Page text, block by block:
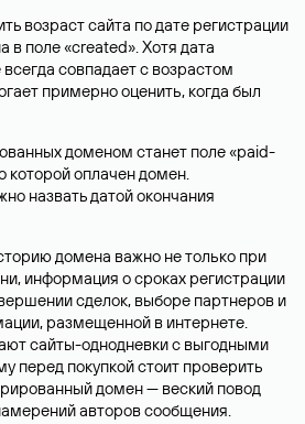
возраст сайта по дате регистрации
в поле «created». Хотя дата
совпадает с возрастом
примерно оценить, когда был
доменом станет поле «paid-
которой оплачен домен.
назвать датой окончания
домена важно не только при
информация о сроках регистрации
сделок, выборе партнеров и
размещенной в интернете.
сайты-однодневки с выгодными
перед покупкой стоит проверить
домен — веский повод
авторов сообщения.